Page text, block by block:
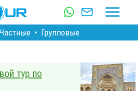
Частные • Групповые
тур по